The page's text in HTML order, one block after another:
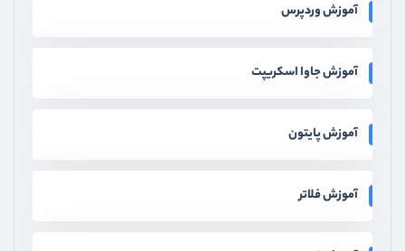
آموزش وردپرس
آموزش جاوا اسکریپت
آموزش پایتون
آموزش فلاتر